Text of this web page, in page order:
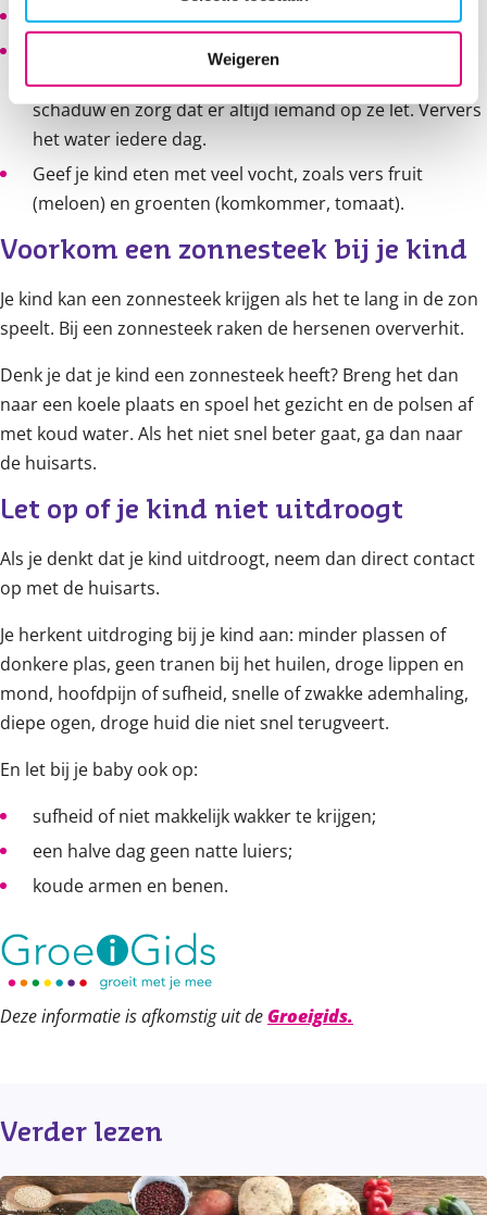
Weigeren
Om af te koelen kan je kind een lauw bad nemen.
Zoek voor wat oudere kinderen verkoeling met
waterspelletjes en zwembadjes. Zet deze in de
schaduw en zorg dat er altijd iemand op ze let. Ververs
het water iedere dag.
Geef je kind eten met veel vocht, zoals vers fruit
(meloen) en groenten (komkommer, tomaat).
Voorkom een zonnesteek bij je kind
Je kind kan een zonnesteek krijgen als het te lang in de zon
speelt. Bij een zonnesteek raken de hersenen oververhit.
Denk je dat je kind een zonnesteek heeft? Breng het dan
naar een koele plaats en spoel het gezicht en de polsen af
met koud water. Als het niet snel beter gaat, ga dan naar
de huisarts.
Let op of je kind niet uitdroogt
Als je denkt dat je kind uitdroogt, neem dan direct contact
op met de huisarts.
Je herkent uitdroging bij je kind aan: minder plassen of
donkere plas, geen tranen bij het huilen, droge lippen en
mond, hoofdpijn of sufheid, snelle of zwakke ademhaling,
diepe ogen, droge huid die niet snel terugveert.
En let bij je baby ook op:
sufheid of niet makkelijk wakker te krijgen;
een halve dag geen natte luiers;
koude armen en benen.
Deze informatie is afkomstig uit deGroeigids.
Verder lezen